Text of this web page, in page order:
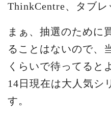
ThinkCentre、タブレ
まぁ、抽選のために
ることはないので、
くらいで待ってると
14日現在は大人気シ
す。